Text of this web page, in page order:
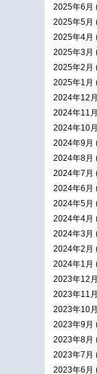
2025年6月
2025年5月
2025年4月
2025年3月
2025年2月
2025年1月
2024年12
2024年11
2024年10
2024年9月
2024年8月
2024年7月
2024年6月
2024年5月
2024年4月
2024年3月
2024年2月
2024年1月
2023年12
2023年11
2023年10
2023年9月
2023年8月
2023年7月
2023年6月